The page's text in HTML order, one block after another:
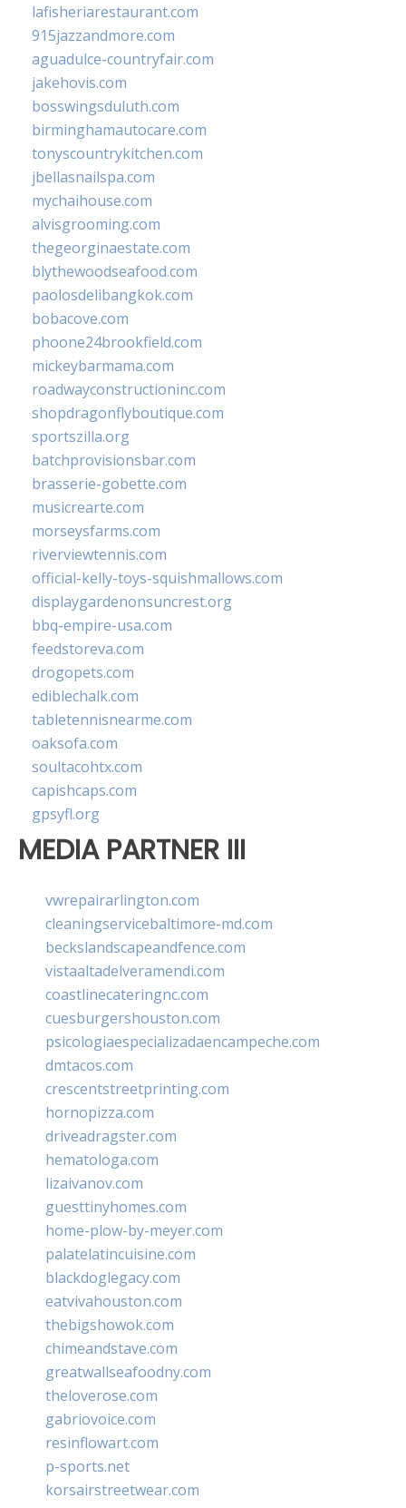
lafisheriarestaurant.com
915jazzandmore.com
aguadulce-countryfair.com
jakehovis.com
bosswingsduluth.com
birminghamautocare.com
tonyscountrykitchen.com
jbellasnailspa.com
mychaihouse.com
alvisgrooming.com
thegeorginaestate.com
blythewoodseafood.com
paolosdelibangkok.com
bobacove.com
phoone24brookfield.com
mickeybarmama.com
roadwayconstructioninc.com
shopdragonflyboutique.com
sportszilla.org
batchprovisionsbar.com
brasserie-gobette.com
musicrearte.com
morseysfarms.com
riverviewtennis.com
official-kelly-toys-squishmallows.com
displaygardenonsuncrest.org
bbq-empire-usa.com
feedstoreva.com
drogopets.com
ediblechalk.com
tabletennisnearme.com
oaksofa.com
soultacohtx.com
capishcaps.com
gpsyfl.org
MEDIA PARTNER III
vwrepairarlington.com
cleaningservicebaltimore-md.com
beckslandscapeandfence.com
vistaaltadelveramendi.com
coastlinecateringnc.com
cuesburgershouston.com
psicologiaespecializadaencampeche.com
dmtacos.com
crescentstreetprinting.com
hornopizza.com
driveadragster.com
hematologa.com
lizaivanov.com
guesttinyhomes.com
home-plow-by-meyer.com
palatelatincuisine.com
blackdoglegacy.com
eatvivahouston.com
thebigshowok.com
chimeandstave.com
greatwallseafoodny.com
theloverose.com
gabriovoice.com
resinflowart.com
p-sports.net
korsairstreetwear.com